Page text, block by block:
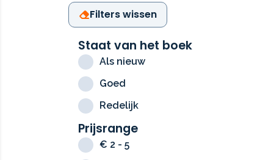
Filters wissen
Staat van het boek
Als nieuw
Goed
Redelijk
Prijsrange
€ 2 - 5